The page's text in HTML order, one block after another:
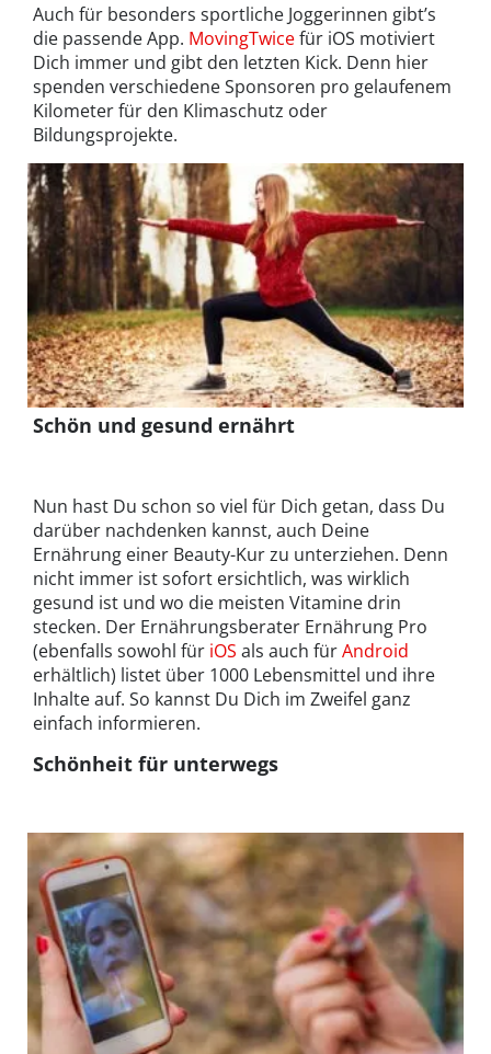
Auch für besonders sportliche Joggerinnen gibt’s
die passende App. MovingTwicefür iOS motiviert
Dich immer und gibt den letzten Kick. Denn hier
spenden verschiedene Sponsoren pro gelaufenem
Kilometer für den Klimaschutz oder
Bildungsprojekte.
Schön und gesund ernährt
Nun hast Du schon so viel für Dich getan, dass Du
darüber nachdenken kannst, auch Deine
Ernährung einer Beauty-Kur zu unterziehen. Denn
nicht immer ist sofort ersichtlich, was wirklich
gesund ist und wo die meisten Vitamine drin
stecken. Der Ernährungsberater Ernährung Pro
(ebenfalls sowohl für iOS als auch fürAndroid
erhältlich) listet über 1000 Lebensmittel und ihre
Inhalte auf. So kannst Du Dich im Zweifel ganz
einfach informieren.
Schönheit für unterwegs